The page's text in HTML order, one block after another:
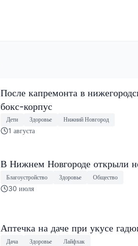
После капремонта в
бокс-корпус
Дети Здоровье Нижний Новгород
1 августа
В Нижнем Новгороде открыли
Благоустройство Здоровье Общество
30 июля
Аптечка на даче при укусе
Дача Здоровье Лайфхак